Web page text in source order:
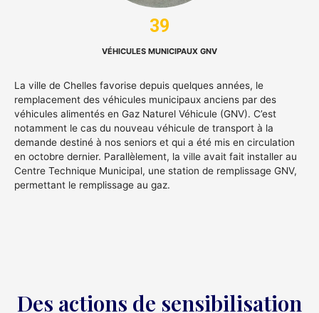
39
VÉHICULES MUNICIPAUX GNV
La ville de Chelles favorise depuis quelques années, le
remplacement des véhicules municipaux anciens par des
véhicules alimentés en Gaz Naturel Véhicule (GNV). C’est
notamment le cas du nouveau véhicule de transport à la
demande destiné à nos seniors et qui a été mis en circulation
en octobre dernier. Parallèlement, la ville avait fait installer au
Centre Technique Municipal, une station de remplissage GNV,
permettant le remplissage au gaz.
Des actions de sensibilisation